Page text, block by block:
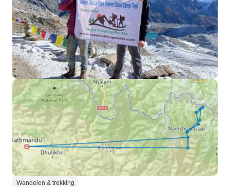
Wandelen & trekking